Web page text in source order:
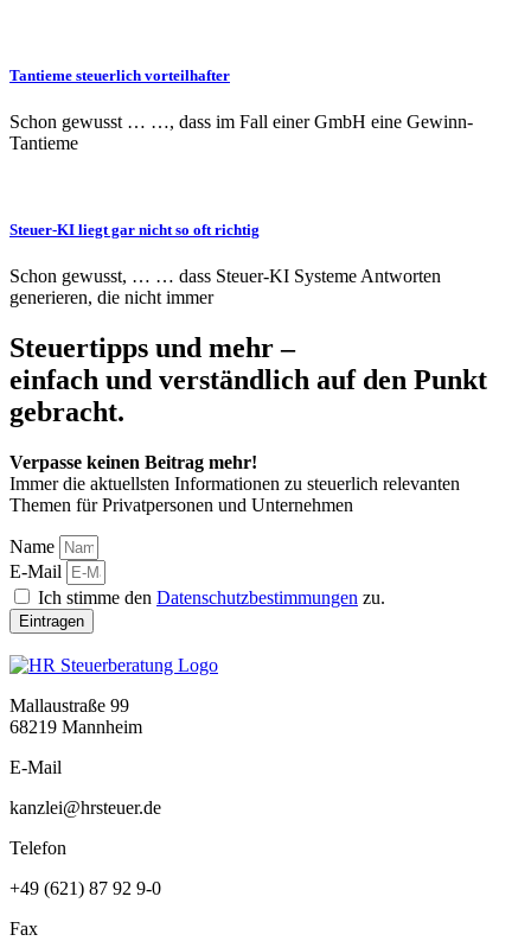
Tantieme steuerlich vorteilhafter
Schon gewusst … …, dass im Fall einer GmbH eine Gewinn-
Tantieme
Steuer-KI liegt gar nicht so oft richtig
Schon gewusst, … … dass Steuer-KI Systeme Antworten
generieren, die nicht immer
Steuertipps und mehr –
einfach und verständlich auf den Punkt
gebracht.
Verpasse keinen Beitrag mehr!
Immer die aktuellsten Informationen zu steuerlich relevanten
Themen für Privatpersonen und Unternehmen
Name
E-Mail
Ich stimme den Datenschutzbestimmungen zu.
Eintragen
Mallaustraße 99
68219 Mannheim
E-Mail
kanzlei@hrsteuer.de
Telefon
+49 (621) 87 92 9-0
Fax